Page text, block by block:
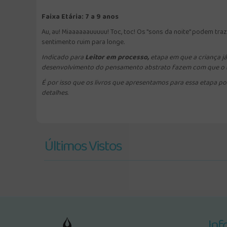
Faixa Etária: 7 a 9 anos
Au, au! Miaaaaaauuuuu! Toc, toc! Os "sons da noite" podem
sentimento ruim para longe.
Indicado paraLeitor em processo,etapa em que a criança
desenvolvimento do pensamento abstrato fazem com que
É por isso que os livros que apresentamos para essa etapa
detalhes.
Últimos Vistos